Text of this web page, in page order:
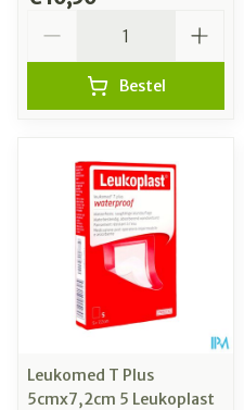
Bestel
Leukomed T Plus
5cmx7,2cm 5 Leukoplast